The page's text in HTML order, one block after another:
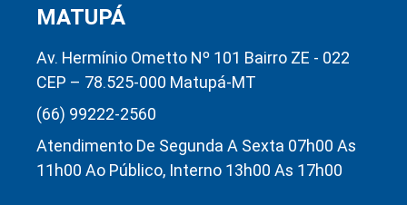
MATUPÁ
Av. Hermínio Ometto Nº 101 Bairro ZE - 022
CEP – 78.525-000 Matupá-MT
(66) 99222-2560
Atendimento De Segunda A Sexta 07h00 As
11h00 Ao Público, Interno 13h00 As 17h00